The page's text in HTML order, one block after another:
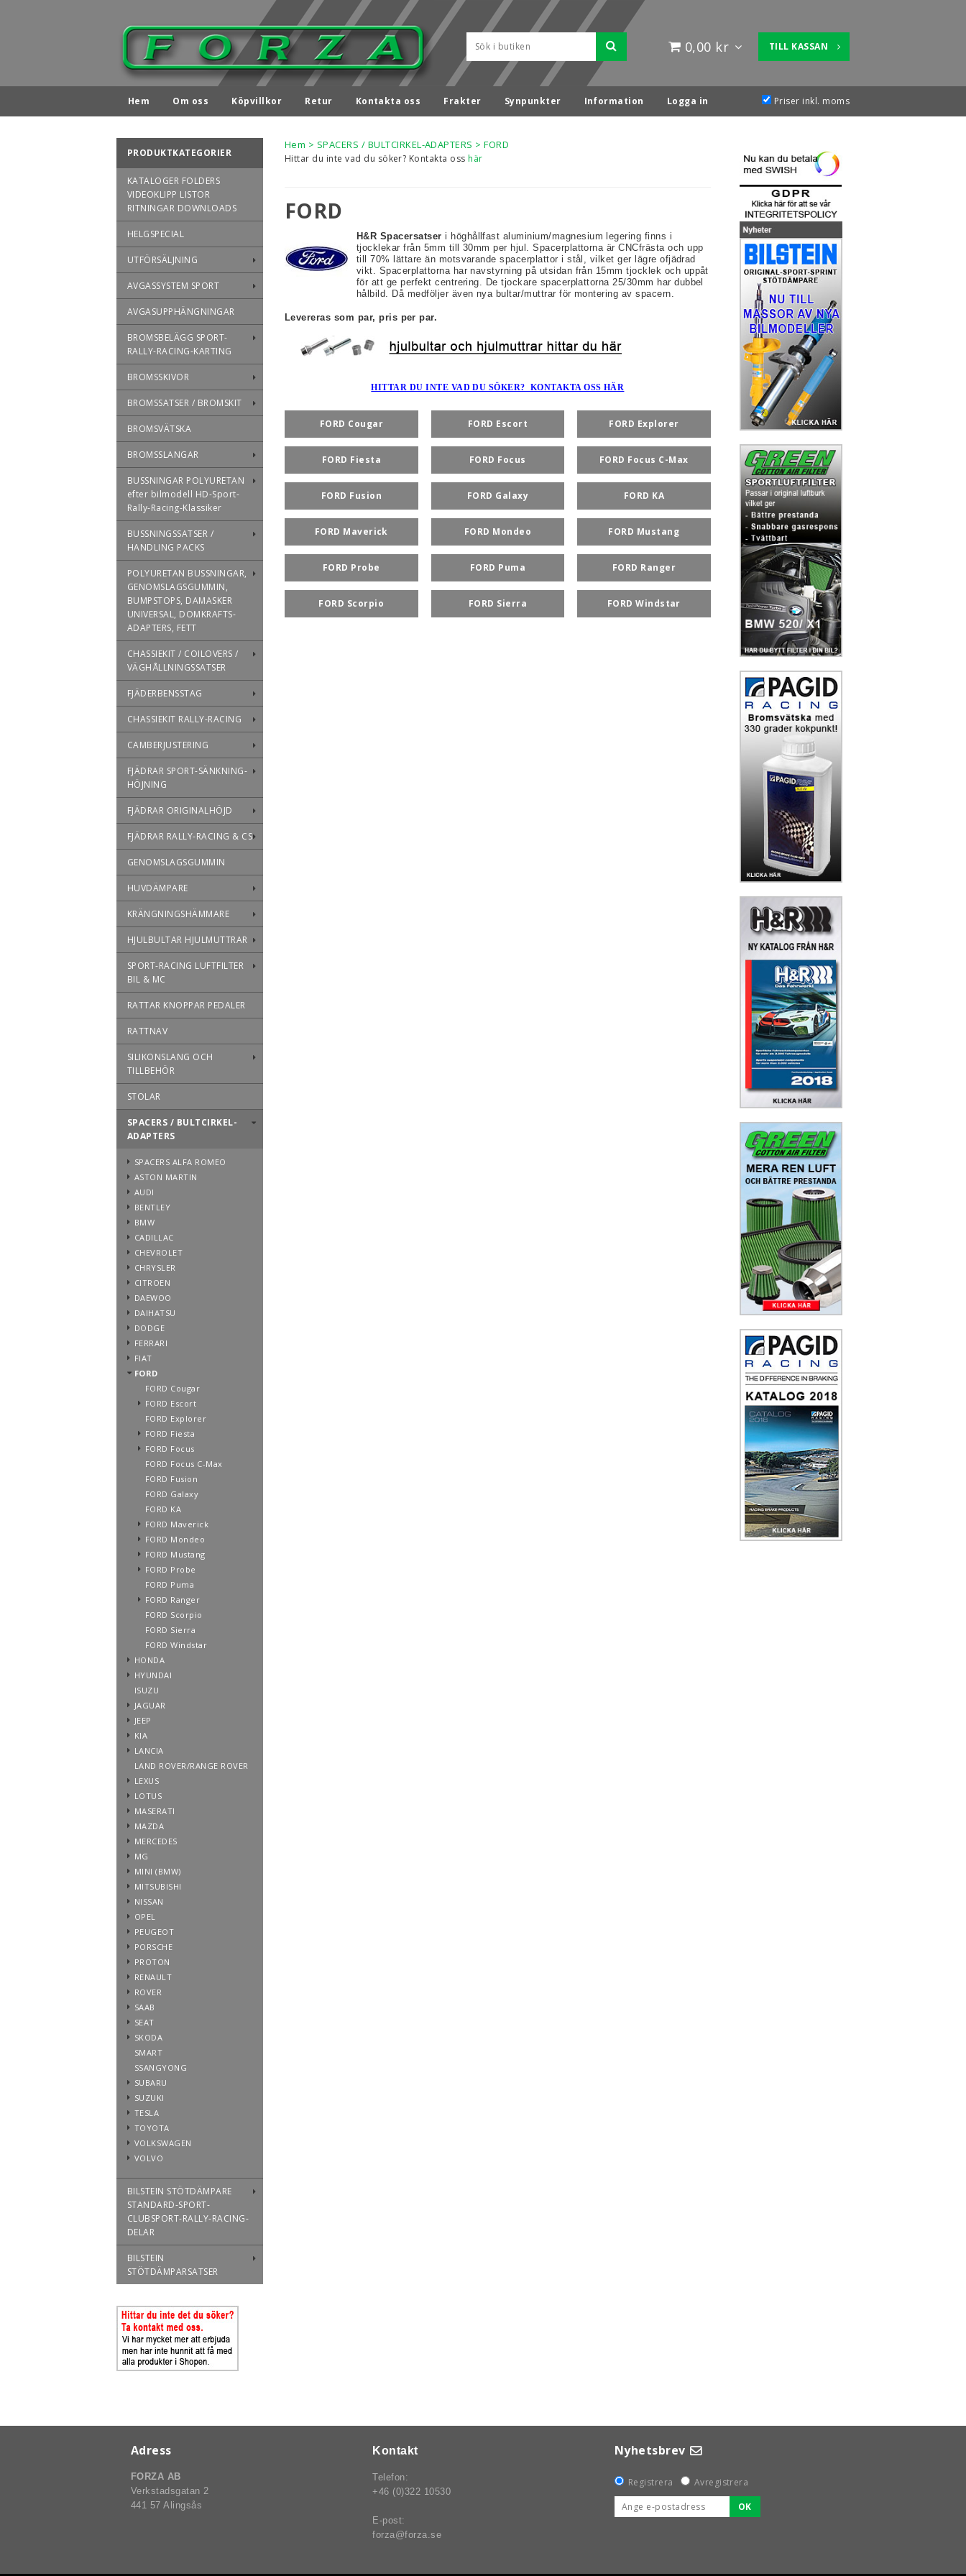
0,00 kr TILL KASSAN
Hem Om oss Köpvillkor Retur Kontakta oss Frakter Synpunkter Information Priser inkl. moms
Logga in
PRODUKTKATEGORIER
KATALOGER FOLDERS
VIDEOKLIPP LISTOR
RITNINGAR DOWNLOADS
HELGSPECIAL
UTFÖRSÄLJNING
AVGASSYSTEM SPORT
AVGASUPPHÄNGNINGAR
BROMSBELÄGG SPORT-
RALLY-RACING-KARTING
BROMSSKIVOR
BROMSSATSER / BROMSKIT
BROMSVÄTSKA
BROMSSLANGAR
BUSSNINGAR POLYURETAN
efter bilmodell HD-Sport-
Rally-Racing-Klassiker
BUSSNINGSSATSER /
HANDLING PACKS
POLYURETAN BUSSNINGAR,
GENOMSLAGSGUMMIN,
BUMPSTOPS, DAMASKER
UNIVERSAL, DOMKRAFTS-
ADAPTERS, FETT
CHASSIEKIT / COILOVERS /
VÄGHÅLLNINGSSATSER
FJÄDERBENSSTAG
CHASSIEKIT RALLY-RACING
CAMBERJUSTERING
FJÄDRAR SPORT-SÄNKNING-
HÖJNING
FJÄDRAR ORIGINALHÖJD
FJÄDRAR RALLY-RACING & CS
GENOMSLAGSGUMMIN
HUVDÄMPARE
KRÄNGNINGSHÄMMARE
HJULBULTAR HJULMUTTRAR
SPORT-RACING LUFTFILTER
BIL & MC
RATTAR KNOPPAR PEDALER
RATTNAV
SILIKONSLANG OCH
TILLBEHÖR
STOLAR
SPACERS / BULTCIRKEL-
ADAPTERS
SPACERS ALFA ROMEO
ASTON MARTIN
AUDI
BENTLEY
BMW
CADILLAC
CHEVROLET
CHRYSLER
CITROEN
DAEWOO
DAIHATSU
DODGE
FERRARI
FIAT
FORD
FORD Cougar
FORD Escort
FORD Explorer
FORD Fiesta
FORD Focus
FORD Focus C-Max
FORD Fusion
FORD Galaxy
FORD KA
FORD Maverick
FORD Mondeo
FORD Mustang
FORD Probe
FORD Puma
FORD Ranger
FORD Scorpio
FORD Sierra
FORD Windstar
HONDA
HYUNDAI
ISUZU
JAGUAR
JEEP
KIA
LANCIA
LAND ROVER/RANGE ROVER
LEXUS
LOTUS
MASERATI
MAZDA
MERCEDES
MG
MINI (BMW)
MITSUBISHI
NISSAN
OPEL
PEUGEOT
PORSCHE
PROTON
RENAULT
ROVER
SAAB
SEAT
SKODA
SMART
SSANGYONG
SUBARU
SUZUKI
TESLA
TOYOTA
VOLKSWAGEN
VOLVO
BILSTEIN STÖTDÄMPARE
STANDARD-SPORT-
CLUBSPORT-RALLY-RACING-
DELAR
BILSTEIN
STÖTDÄMPARSATSER
Hem > SPACERS / BULTCIRKEL-ADAPTERS >FORD
Hittar du inte vad du söker? Kontakta osshär
FORD
H&R Spacersatser i höghållfast aluminium/magnesium legering finns i
tjocklekar från 5mm till 30mm per hjul. Spacerplattorna är CNCfrästa och upp
till 70% lättare än motsvarande spacerplattor i stål, vilket ger lägre ofjädrad
vikt. Spacerplattorna har navstyrning på utsidan från 15mm tjocklek och uppåt
för att ge perfekt centrering. De tjockare spacerplattorna 25/30mm har dubbel
hålbild. Då medföljer även nya bultar/muttrar för montering av spacern.
Levereras som par, pris per par.
HITTAR DU INTE VAD DU SÖKER? KONTAKTA OSS HÄR
FORD Cougar FORD Escort FORD Explorer
FORD Fiesta FORD Focus FORD Focus C-Max
FORD Fusion FORD Galaxy FORD KA
FORD Maverick FORD Mondeo FORD Mustang
FORD Probe FORD Puma FORD Ranger
FORD Scorpio FORD Sierra FORD Windstar
Adress
FORZA AB
Verkstadsgatan 2
441 57 Alingsås
Kontakt
Telefon:
+46 (0)322 10530
E-post:
forza@forza.se
Nyhetsbrev
Registrera
Avregistrera
OK